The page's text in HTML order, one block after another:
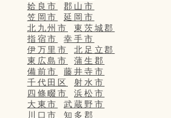
姶良市
郡山市
笠岡市
延岡市
北九州市
東茨城郡
指宿市
幸手市
伊万里市
北足立郡
東広島市
蒲生郡
備前市
藤井寺市
千代田区
射水市
四條畷市
浜松市
大東市
武蔵野市
川口市
知多郡